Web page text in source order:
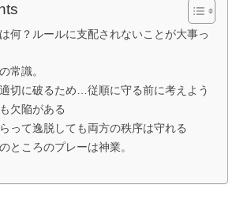
何？ルールに支配されないことが大事っ
常識。
切に破るため…従順に守る前に考えよう
欠陥がある
って逸脱しても両方の秩序は守れる
ところのプレーは神業。